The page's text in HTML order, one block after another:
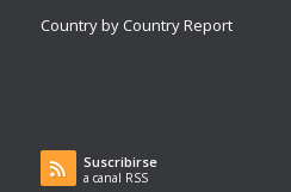
Country by Country Report
Suscribirse
a canal RSS